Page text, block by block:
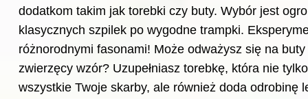
dodatkom takim jak torebki czy buty. Wybór jest
klasycznych szpilek po wygodne trampki.
różnorodnymi fasonami! Może odważysz się na buty
zwierzęcy wzór? Uzupełniasz torebkę, która nie
wszystkie Twoje skarby, ale również doda odrobinę